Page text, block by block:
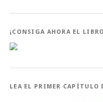
¡CONSIGA AHORA EL
LEA EL PRIMER CAPÍTULO